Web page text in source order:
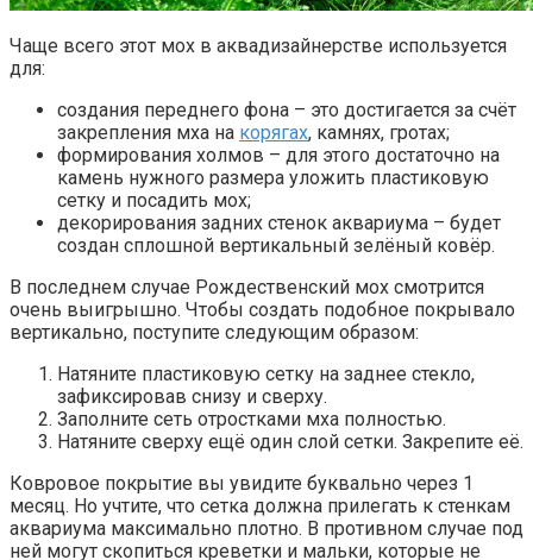
Чаще всего этот мох в аквадизайнерстве используется
для:
создания переднего фона – это достигается за счёт
закрепления мха на корягах, камнях, гротах;
формирования холмов – для этого достаточно на
камень нужного размера уложить пластиковую
сетку и посадить мох;
декорирования задних стенок аквариума – будет
создан сплошной вертикальный зелёный ковёр.
В последнем случае Рождественский мох смотрится
очень выигрышно. Чтобы создать подобное покрывало
вертикально, поступите следующим образом:
Натяните пластиковую сетку на заднее стекло,
зафиксировав снизу и сверху.
Заполните сеть отростками мха полностью.
Натяните сверху ещё один слой сетки. Закрепите её.
Ковровое покрытие вы увидите буквально через 1
месяц. Но учтите, что сетка должна прилегать к стенкам
аквариума максимально плотно. В противном случае под
ней могут скопиться креветки и мальки, которые не